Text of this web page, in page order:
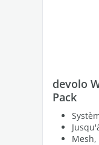
devolo
Pack
Mesh,